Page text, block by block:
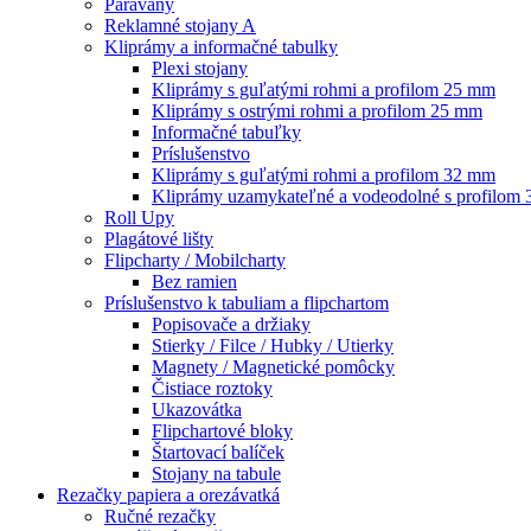
Paravany
Reklamné stojany A
Kliprámy a informačné tabulky
Plexi stojany
Kliprámy s guľatými rohmi a profilom 25 mm
Kliprámy s ostrými rohmi a profilom 25 mm
Informačné tabuľky
Príslušenstvo
Kliprámy s guľatými rohmi a profilom 32 mm
Kliprámy uzamykateľné a vodeodolné s profilom
Roll Upy
Plagátové lišty
Flipcharty / Mobilcharty
Bez ramien
Príslušenstvo k tabuliam a flipchartom
Popisovače a držiaky
Stierky / Filce / Hubky / Utierky
Magnety / Magnetické pomôcky
Čistiace roztoky
Ukazovátka
Flipchartové bloky
Štartovací balíček
Stojany na tabule
Rezačky papiera a orezávatká
Ručné rezačky